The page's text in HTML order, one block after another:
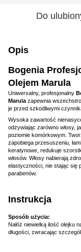
Do
Opis
Bogenia
Olejem Marula
Uniwersalny, profesjonalny
Marula zapewnia
je przed szkodliwymi
Wysoka zawartość
odżywiając zarówno włosy,
poziomie komórkowym.
zapobiega przesuszeniu,
keratynowe, redukuje
włosów. Włosy nabierają
elastyczności, nie stając się
parabenów.
Instrukcja
Sposób użycia:
Nałóż niewielką ilość olejku
długości, zwracając